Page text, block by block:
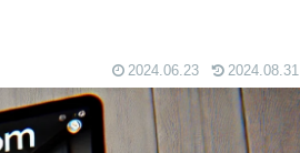
2024.06.23 2024.08.31